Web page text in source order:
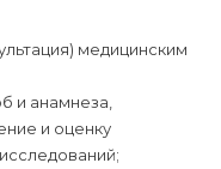
медицинским
и анамнеза,
и оценку